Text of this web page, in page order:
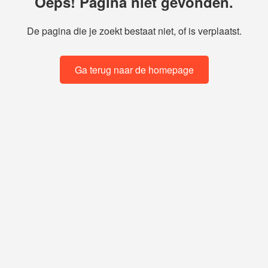
De pagina die je zoekt bestaat niet, of is verplaatst.
Ga terug naar de homepage